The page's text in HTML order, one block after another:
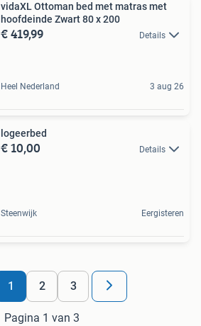
vidaXL Ottoman bed met matras met
hoofdeinde Zwart 80 x 200
€ 419,99 Details
Heel Nederland 3 aug 26
logeerbed
€ 10,00 Details
Steenwijk Eergisteren
1 2 3
Pagina 1 van 3